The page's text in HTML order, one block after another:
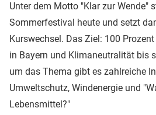
Unter dem Motto "Klar zur Wende"
Sommerfestival heute und setzt
Kurswechsel. Das Ziel: 100
in Bayern und Klimaneutralität bis
um das Thema gibt es zahlreiche
Umweltschutz, Windenergie und
Lebensmittel?"